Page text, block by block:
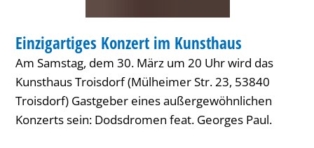
KATEGORIE: KONZERT
Einzigartiges Konzert im Kunsthaus
Am Samstag, dem 30. März um 20 Uhr wird das
Kunsthaus Troisdorf (Mülheimer Str. 23, 53840
Troisdorf) Gastgeber eines außergewöhnlichen
Konzerts sein: Dodsdromen feat. Georges Paul.